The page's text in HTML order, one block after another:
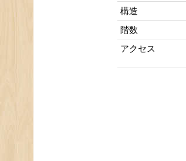
構造
階数
アクセス